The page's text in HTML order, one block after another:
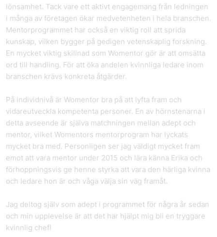
lönsamhet. Tack vare ett aktivt engagemang från ledningen
i många av företagen ökar medvetenheten i hela branschen.
Mentorprogrammet har också en viktig roll att sprida
kunskap, vilken bygger på gedigen vetenskaplig forskning.
En mycket viktig skillnad som Womentor gör är att omsätta
ord till handling. För att öka andelen kvinnliga ledare inom
branschen krävs konkreta åtgärder.
På individnivå är Womentor bra på att lyfta fram och
vidareutveckla kompetenta personer. En av hörnstenarna i
detta avseende är själva matchningen mellan adept och
mentor, vilket Womentors mentorprogram har lyckats
mycket bra med. Personligen ser jag väldigt mycket fram
emot att vara mentor under 2015 och lära känna Erika och
förhoppningsvis ge henne styrka att vara den härliga kvinna
och ledare hon är och våga välja sin väg framåt.
Jag deltog själv som adept i programmet för några år sedan
och min upplevelse är att det har hjälpt mig bli en tryggare
kvinnlig chef!